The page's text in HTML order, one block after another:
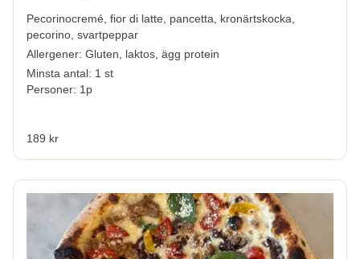
Pecorinocremé, fior di latte, pancetta, kronärtskocka,
pecorino, svartpeppar
Allergener: Gluten, laktos, ägg protein
Minsta antal: 1 st
Personer: 1p
189 kr